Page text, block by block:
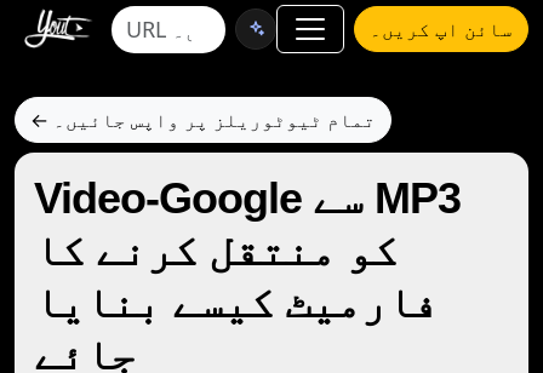
سائن اپ کریں۔
← تمام ٹیوٹوریلز پر واپس جائیں۔
Video-Google سے MP3
کو منتقل کرنے کا
فارمیٹ کیسے بنایا
جائے